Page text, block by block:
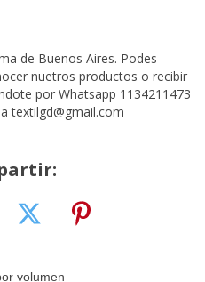
de Buenos Aires. Podes
nuetros productos o recibir
por Whatsapp 1134211473
atextilgd@gmail.com
volumen